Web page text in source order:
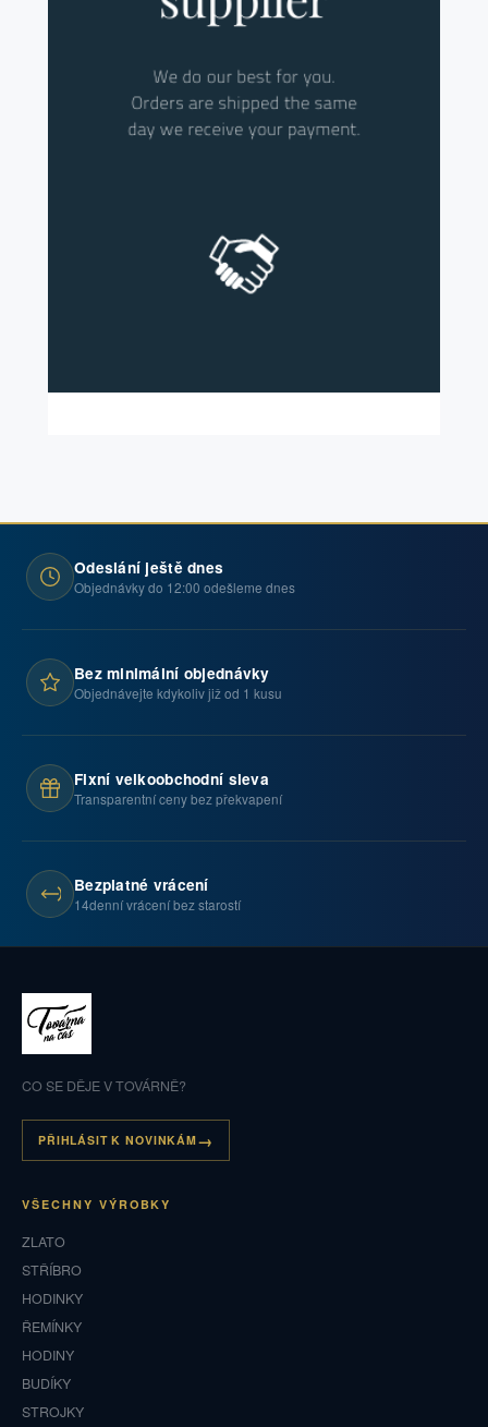
Odeslání ještě dnes
Objednávky do 12:00 odešleme dnes
Bez minimální objednávky
Objednávejte kdykoliv již od 1 kusu
Fixní velkoobchodní sleva
Transparentní ceny bez překvapení
Bezplatné vrácení
14denní vrácení bez starostí
CO SE DĚJE V TOVÁRNĚ?
PŘIHLÁSIT K NOVINKÁM
VŠECHNY VÝROBKY
ZLATO
STŘÍBRO
HODINKY
ŘEMÍNKY
HODINY
BUDÍKY
STROJKY